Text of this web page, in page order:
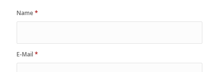
Name*
E-Mail *